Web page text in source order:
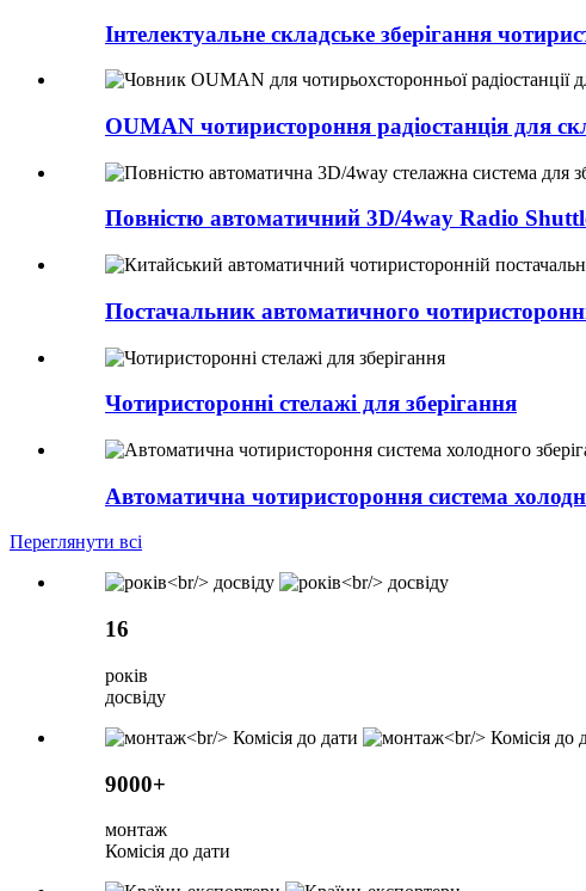
Інтелектуальне складське зберігання
OUMAN чотиристороння радіостанція для
Повністю автоматичний 3D/4way Radio
Постачальник автоматичного
Чотиристоронні стелажі для зберігання
Автоматична чотиристороння система
Переглянути всі
16
років
досвіду
9000+
монтаж
Комісія до дати